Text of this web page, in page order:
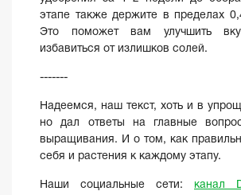
этапе также держите в пределах
Это поможет вам улучшить
избавиться от излишков солей.
-------
Надеемся, наш текст, хоть и в
но дал ответы на главные
выращивания. И о том, как
себя и растения к каждому этапу.
Наши социальные сети:
канал